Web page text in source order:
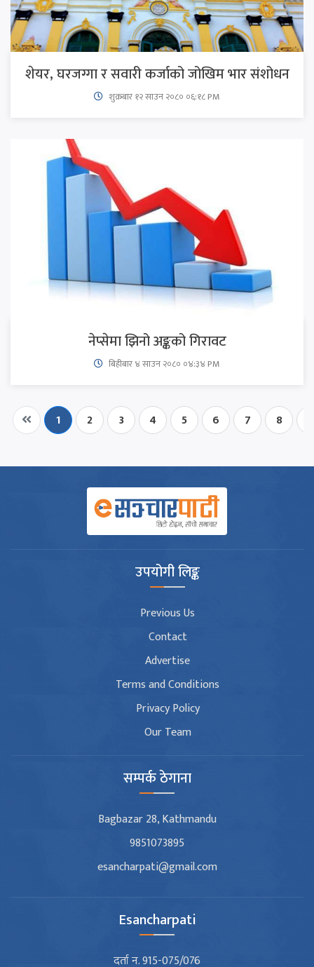
शेयर, घरजग्गा र सवारी कर्जाको जोखिम भार संशोधन
शुक्रबार​ १२ साउन २०८० ०६:१८ PM
नेप्सेमा झिनो अङ्कको गिरावट
बिहीबार ४ साउन २०८० ०४:३४ PM
1 2 3 4 5 6 7 8
उपयोगी लिङ्क
Previous Us
Contact
Advertise
Terms and Conditions
Privacy Policy
Our Team
सम्पर्क ठेगाना
Bagbazar 28, Kathmandu
9851073895
esancharpati@gmail.com
Esancharpati
दर्ता न. 915-075/076